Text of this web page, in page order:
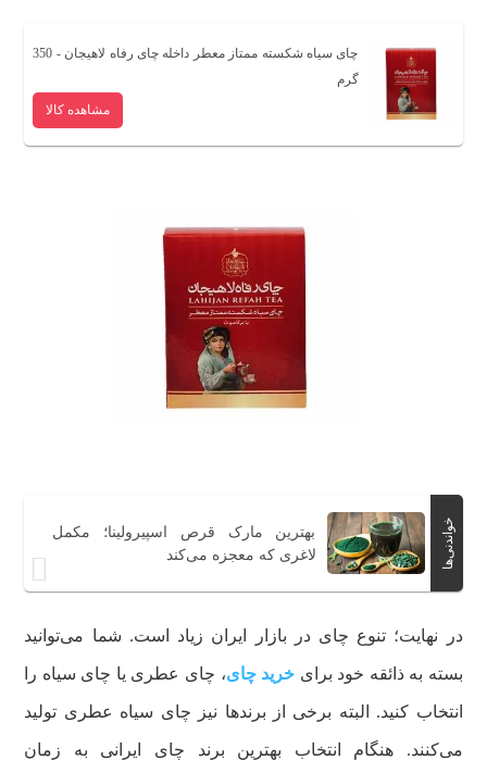
چای سیاه شکسته ممتاز معطر داخله چای رفاه لاهیجان - 350
گرم
مشاهده کالا
خواندنی‌ها
بهترین مارک قرص اسپیرولینا؛ مکمل
لاغری که معجزه می‌کند
در نهایت؛ تنوع چای در بازار ایران زیاد است. شما می‌توانید
بسته به ذائقه خود برای خرید چای، چای عطری یا چای سیاه را
انتخاب کنید. البته برخی از برندها نیز چای سیاه عطری تولید
می‌کنند. هنگام انتخاب بهترین برند چای ایرانی به زمان